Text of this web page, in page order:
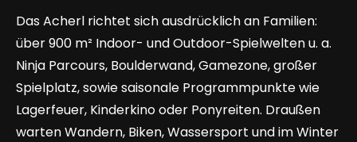
Das Acherl richtet sich ausdrücklich an Familien:
über 900 m² Indoor- und Outdoor-Spielwelten u. a.
Ninja Parcours, Boulderwand, Gamezone, großer
Spielplatz, sowie saisonale Programmpunkte wie
Lagerfeuer, Kinderkino oder Ponyreiten. Draußen
warten Wandern, Biken, Wassersport und im Winter